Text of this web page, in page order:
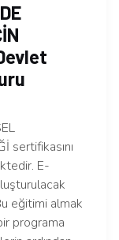
sertifikasını
E-
eğitimi almak
programa